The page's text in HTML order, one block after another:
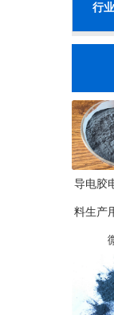
行
导电胶
料生产